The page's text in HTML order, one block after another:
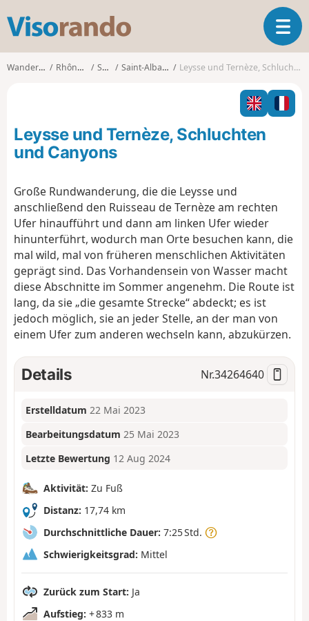
s
o
o
T
o
l
n
o
n
Wanderungen Rhône-Alpes Savoie Saint-Alban-Leysse Leysse und Ternèze, Schluchten und Canyons
Leysse und Ternèze, Schluchten
und Canyons
Große Rundwanderung, die die Leysse und
anschließend den Ruisseau de Ternèze am rechten
Ufer hinaufführt und dann am linken Ufer wieder
hinunterführt, wodurch man Orte besuchen kann, die
mal wild, mal von früheren menschlichen Aktivitäten
geprägt sind. Das Vorhandensein von Wasser macht
diese Abschnitte im Sommer angenehm. Die Route ist
lang, da sie „die gesamte Strecke“ abdeckt; es ist
jedoch möglich, sie an jeder Stelle, an der man von
einem Ufer zum anderen wechseln kann, abzukürzen.
Details Nr.34264640
Erstelldatum 22 Mai 2023
Bearbeitungsdatum 25 Mai 2023
Letzte Bewertung 12 Aug 2024
Aktivität: Zu Fuß
Distanz: 17,74 km
Durchschnittliche Dauer: 7:25 Std.
Schwierigkeitsgrad: Mittel
Zurück zum Start: Ja
Aufstieg: + 833 m